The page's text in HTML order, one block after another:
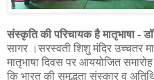
संस्कृति की परिचायक है मातृभाषा -
सागर ।सरस्वती शिशु मंदिर उच्चतर
मातृभाषा दिवस पर आययोजित
कि भारत की समृद्धता संस्कार व